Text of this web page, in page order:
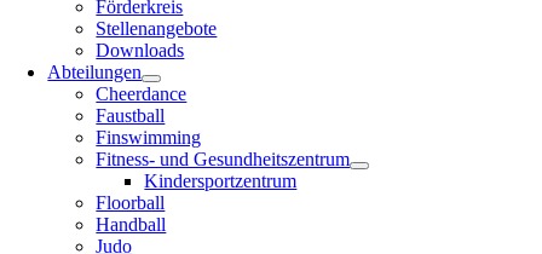
Förderkreis
Stellenangebote
Downloads
Abteilungen
Cheerdance
Faustball
Finswimming
Fitness- und Gesundheitszentrum
Kindersportzentrum
Floorball
Handball
Judo